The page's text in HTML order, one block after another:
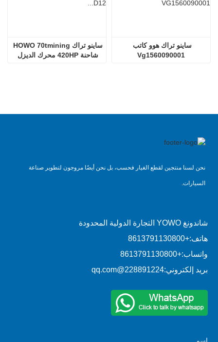
Vg1560090001
نحن لسنا منتجين لقطع الغيار فحسب، بل نحن أيضًا مروجون لتطوير صناعة
السيارات.
شاندونغ YOWO التجارة الدولية المحدودة
هاتف:+8613791130800
واتساب:+8613791130800
بريد إلكتروني:228891224@qq.com